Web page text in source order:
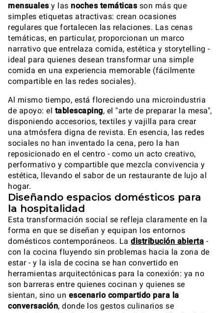
mensualesy las noches temáticasson más que
simples etiquetas atractivas: crean ocasiones
regulares que fortalecen las relaciones. Las cenas
temáticas, en particular, proporcionan un marco
narrativo que entrelaza comida, estética y storytelling -
ideal para quienes desean transformar una simple
comida en una experiencia memorable (fácilmente
compartible en las redes sociales).
Al mismo tiempo, está floreciendo una microindustria
de apoyo: el tablescaping, el "arte de preparar la mesa",
disponiendo accesorios, textiles y vajilla para crear
una atmósfera digna de revista. En esencia, las redes
sociales no han inventado la cena, pero la han
reposicionado en el centro - como un acto creativo,
performativo y compartible que mezcla convivencia y
estética, llevando el sabor de un restaurante de lujo al
hogar.
Diseñando espacios domésticos para
la hospitalidad
Esta transformación social se refleja claramente en la
forma en que se diseñan y equipan los entornos
domésticos contemporáneos. La distribución abierta -
con la cocina fluyendo sin problemas hacia la zona de
estar - y la isla de cocina se han convertido en
herramientas arquitectónicas para la conexión: ya no
son barreras entre quienes cocinan y quienes se
sientan, sino un escenario compartido para la
conversación, donde los gestos culinarios se